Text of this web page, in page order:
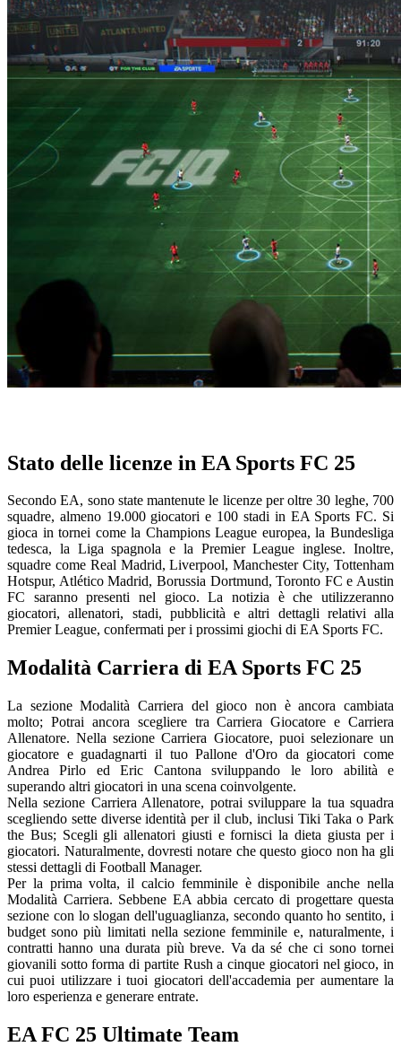
Stato delle licenze in EA Sports FC 25
Secondo EA, sono state mantenute le licenze per oltre 30 leghe, 700
squadre, almeno 19.000 giocatori e 100 stadi in EA Sports FC. Si
gioca in tornei come la Champions League europea, la Bundesliga
tedesca, la Liga spagnola e la Premier League inglese. Inoltre,
squadre come Real Madrid, Liverpool, Manchester City, Tottenham
Hotspur, Atlético Madrid, Borussia Dortmund, Toronto FC e Austin
FC saranno presenti nel gioco. La notizia è che utilizzeranno
giocatori, allenatori, stadi, pubblicità e altri dettagli relativi alla
Premier League, confermati per i prossimi giochi di EA Sports FC.
Modalità Carriera di EA Sports FC 25
La sezione Modalità Carriera del gioco non è ancora cambiata
molto; Potrai ancora scegliere tra Carriera Giocatore e Carriera
Allenatore. Nella sezione Carriera Giocatore, puoi selezionare un
giocatore e guadagnarti il tuo Pallone d'Oro da giocatori come
Andrea Pirlo ed Eric Cantona sviluppando le loro abilità e
superando altri giocatori in una scena coinvolgente.
Nella sezione Carriera Allenatore, potrai sviluppare la tua squadra
scegliendo sette diverse identità per il club, inclusi Tiki Taka o Park
the Bus; Scegli gli allenatori giusti e fornisci la dieta giusta per i
giocatori. Naturalmente, dovresti notare che questo gioco non ha gli
stessi dettagli di Football Manager.
Per la prima volta, il calcio femminile è disponibile anche nella
Modalità Carriera. Sebbene EA abbia cercato di progettare questa
sezione con lo slogan dell'uguaglianza, secondo quanto ho sentito, i
budget sono più limitati nella sezione femminile e, naturalmente, i
contratti hanno una durata più breve. Va da sé che ci sono tornei
giovanili sotto forma di partite Rush a cinque giocatori nel gioco, in
cui puoi utilizzare i tuoi giocatori dell'accademia per aumentare la
loro esperienza e generare entrate.
EA FC 25 Ultimate Team